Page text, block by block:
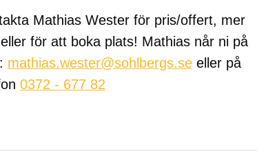
Mathias Wester för pris/offert, mer
för att boka plats! Mathias når ni på
mathias.wester@sohlbergs.se eller på
0372 - 677 82